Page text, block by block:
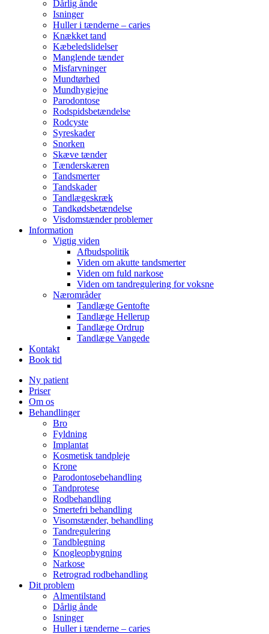
Dårlig ånde
Isninger
Huller i tænderne – caries
Knækket tand
Kæbeledslidelser
Manglende tænder
Misfarvninger
Mundtørhed
Mundhygiejne
Parodontose
Rodspidsbetændelse
Rodcyste
Syreskader
Snorken
Skæve tænder
Tænderskæren
Tandsmerter
Tandskader
Tandlægeskræk
Tandkødsbetændelse
Visdomstænder problemer
Information
Vigtig viden
Afbudspolitik
Viden om akutte tandsmerter
Viden om fuld narkose
Viden om tandregulering for voksne
Nærområder
Tandlæge Gentofte
Tandlæge Hellerup
Tandlæge Ordrup
Tandlæge Vangede
Kontakt
Book tid
Ny patient
Priser
Om os
Behandlinger
Bro
Fyldning
Implantat
Kosmetisk tandpleje
Krone
Parodontosebehandling
Tandprotese
Rodbehandling
Smertefri behandling
Visomstænder, behandling
Tandregulering
Tandblegning
Knogleopbygning
Narkose
Retrograd rodbehandling
Dit problem
Almentilstand
Dårlig ånde
Isninger
Huller i tænderne – caries